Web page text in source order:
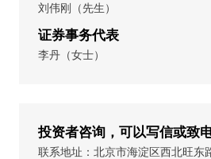
刘伟刚（先生）
证券事务代表
李丹（女士）
投资者咨询，可以写信或致
联系地址：北京市海淀区西北旺东